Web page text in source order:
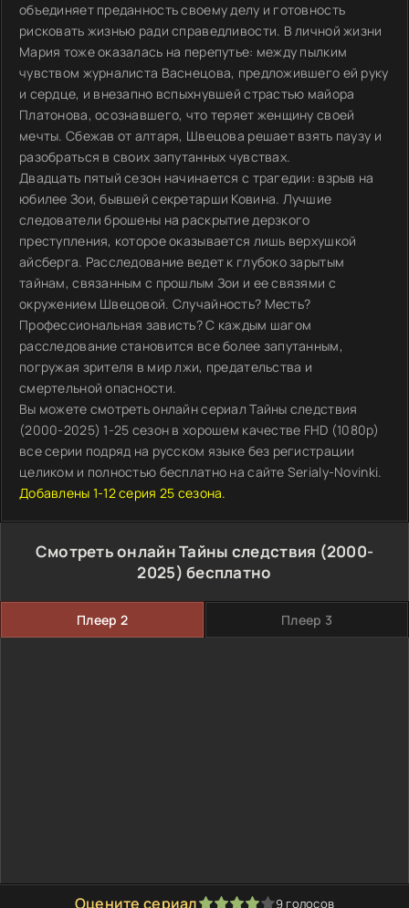
объединяет преданность своему делу и готовность
рисковать жизнью ради справедливости. В личной жизни
Мария тоже оказалась на перепутье: между пылким
чувством журналиста Васнецова, предложившего ей руку
и сердце, и внезапно вспыхнувшей страстью майора
Платонова, осознавшего, что теряет женщину своей
мечты. Сбежав от алтаря, Швецова решает взять паузу и
разобраться в своих запутанных чувствах.
Двадцать пятый сезон начинается с трагедии: взрыв на
юбилее Зои, бывшей секретарши Ковина. Лучшие
следователи брошены на раскрытие дерзкого
преступления, которое оказывается лишь верхушкой
айсберга. Расследование ведет к глубоко зарытым
тайнам, связанным с прошлым Зои и ее связями с
окружением Швецовой. Случайность? Месть?
Профессиональная зависть? С каждым шагом
расследование становится все более запутанным,
погружая зрителя в мир лжи, предательства и
смертельной опасности.
Вы можете смотреть онлайн сериал Тайны следствия
(2000-2025) 1-25 сезон в хорошем качестве FHD (1080p)
все серии подряд на русском языке без регистрации
целиком и полностью бесплатно на сайте Serialy-Novinki.
Добавлены 1-12 серия 25 сезона.
Смотреть онлайн Тайны следствия (2000-
2025) бесплатно
Плеер 2 Плеер 3
Оцените сериал
1 2 3 4 5 9голосов